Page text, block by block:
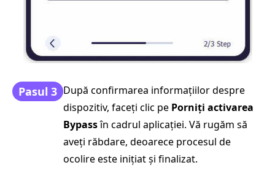
Pasul 3 După confirmarea informațiilor despre
dispozitiv, faceți clic pe Porniți activarea
Bypassîn cadrul aplicației. Vă rugăm să
aveți răbdare, deoarece procesul de
ocolire este inițiat și finalizat.